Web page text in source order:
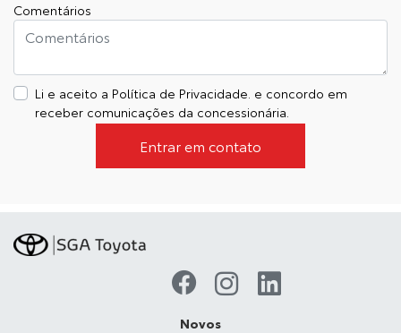
Comentários
Li e aceito a Política de Privacidade. e concordo em
receber comunicações da concessionária.
Entrar em contato
Novos